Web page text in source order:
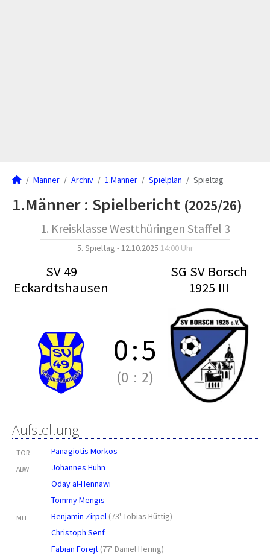
Männer Archiv 1.Männer Spielplan Spieltag
1.Männer : Spielbericht (2025/26)
1. Kreisklasse Westthüringen Staffel 3
5. Spieltag - 12.10.2025 14:00 Uhr
SV 49
Eckardtshausen
SG SV Borsch
1925 III
0:5
(0 : 2)
Aufstellung
TOR Panagiotis Morkos
ABW
Johannes Huhn
Oday al-Hennawi
Tommy Mengis
MIT Benjamin Zirpel (73' Tobias Hüttig)
Christoph Senf
Fabian Forejt (77' Daniel Hering)